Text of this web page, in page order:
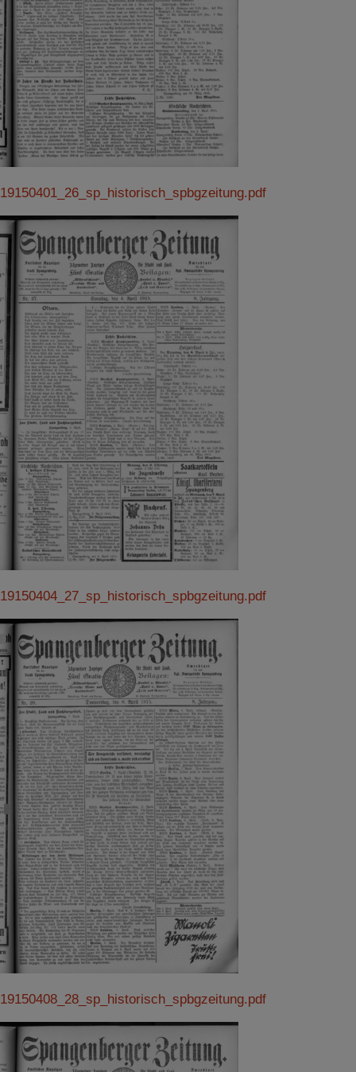
19150401_26_sp_historisch_spbgzeitung.pdf
19150404_27_sp_historisch_spbgzeitung.pdf
19150408_28_sp_historisch_spbgzeitung.pdf